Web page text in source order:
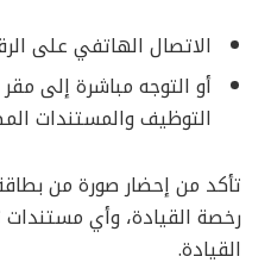
الاتصال الهاتفي على
أو التوجه مباشرة إلى
التوظيف والمستندات
تأكد من إحضار صورة من
رخصة القيادة، وأي
القيادة.